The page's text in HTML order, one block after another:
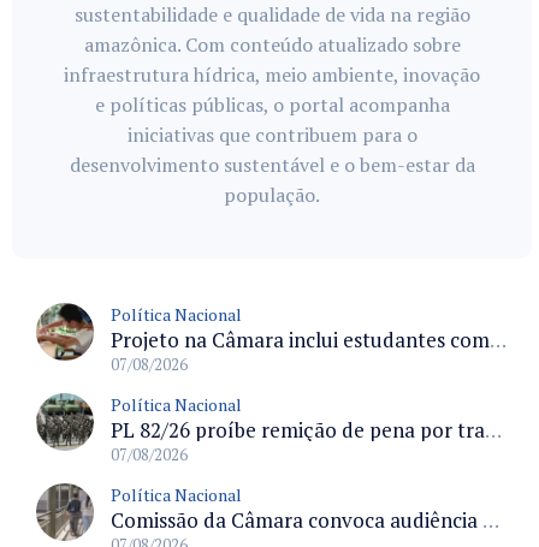
sustentabilidade e qualidade de vida na região
amazônica. Com conteúdo atualizado sobre
infraestrutura hídrica, meio ambiente, inovação
e políticas públicas, o portal acompanha
iniciativas que contribuem para o
desenvolvimento sustentável e o bem-estar da
população.
Política Nacional
Projeto na Câmara inclui estudantes com deficiência no regime escolar especial da LDB e estabelece critérios para frequência
07/08/2026
Política Nacional
PL 82/26 proíbe remição de pena por trabalho em funções militares para condenados por crimes contra o Estado Democrático de Direito
07/08/2026
Política Nacional
Comissão da Câmara convoca audiência para discutir misoginia nas escolas e universidades após divulgação de listas misóginas